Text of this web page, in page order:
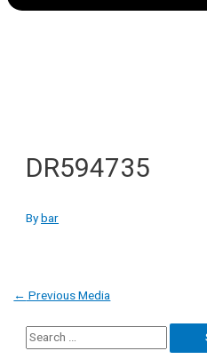
DR594735
Bybar
Post
navigation
←Previous Media
Search
for: